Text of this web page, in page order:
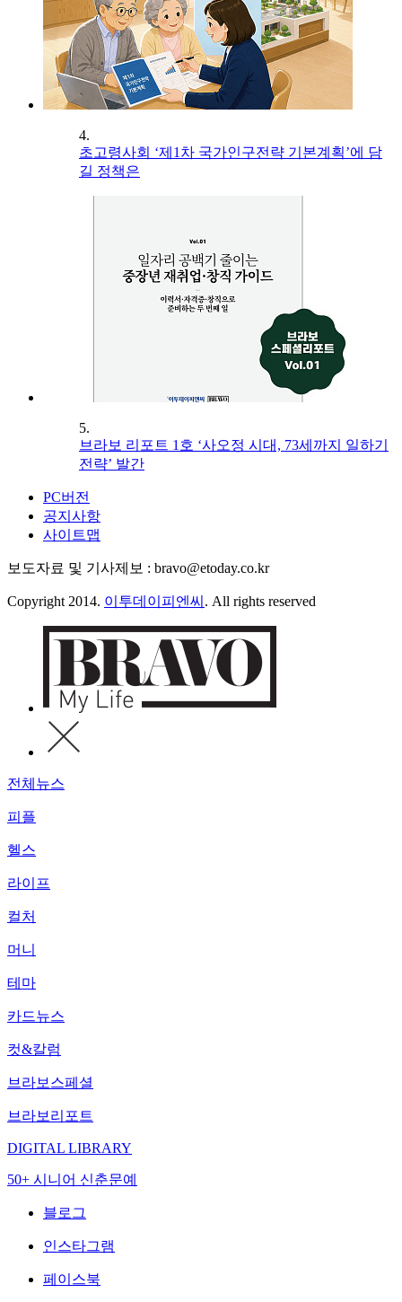
4.
초고령사회 ‘제1차 국가인구전략 기본계획’에 담
길 정책은
5.
브라보 리포트 1호 ‘사오정 시대, 73세까지 일하기
전략’ 발간
PC버전
공지사항
사이트맵
보도자료 및 기사제보 : bravo@etoday.co.kr
Copyright 2014. 이투데이피엔씨 . All rights reserved
전체뉴스
피플
헬스
라이프
컬처
머니
테마
카드뉴스
컷&칼럼
브라보스페셜
브라보리포트
DIGITAL LIBRARY
50+ 시니어 신춘문예
블로그
인스타그램
페이스북